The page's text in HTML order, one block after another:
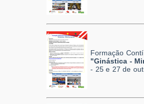
Formação
"Ginástica -
- 25 e 27 de